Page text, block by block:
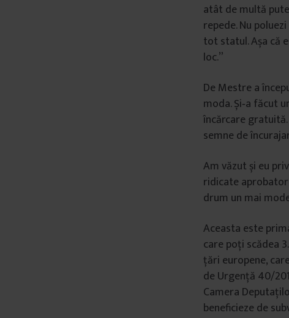
atât de multă
repede. Nu
tot statul. Așa că
loc.”
De Mestre a
moda. Și‑a făcut
încărcare
semne de
Am văzut și eu
ridicate
drum un mai
Aceasta este
care poți scădea
țări europene,
de Urgență 40/
Camera
beneficieze de